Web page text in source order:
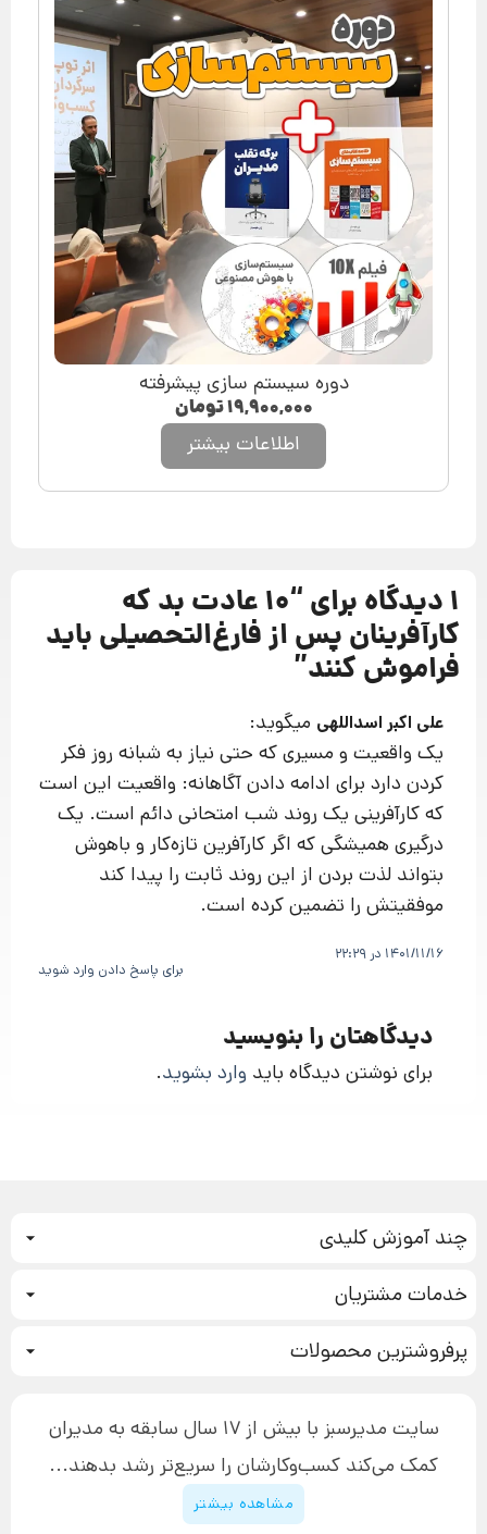
دوره سیستم سازی پیشرفته
۱۹,۹۰۰,۰۰۰تومان
اطلاعات بیشتر
1 دیدگاه برای “ 10 عادت بد که
کارآفرینان پس از فارغ‌التحصیلی باید
فراموش کنند”
علی اکبر اسداللهی میگوید:
یک واقعیت و مسیری که حتی نیاز به شبانه روز فکر
کردن دارد برای ادامه دادن آگاهانه: واقعیت این است
که کارآفرینی یک روند شب امتحانی دائم است. یک
درگیری همیشگی که اگر کارآفرین تازه‌کار و باهوش
بتواند لذت بردن از این روند ثابت را پیدا کند
موفقیتش را تضمین کرده است.
1401/11/16 در 22:29
برای پاسخ دادن وارد شوید
دیدگاهتان را بنویسید
برای نوشتن دیدگاه باید وارد بشوید.
چند آموزش کلیدی
بازاریابی عصبی
تبلیغ نویسی
افزایش عملکرد
چگونه کتاب بنویسیم
دوره اینستاگرام
خدمات مشتریان
آموزش دسترسی به دانلود فایل‌ها
پیگیری سفارش
پشتیبانی
قوانین و مقررات سایت
پرفروشترین محصولاتدوره جدید سیستم سازی
سایت مدیرسبز با بیش از 17 سال سابقه به مدیران
کمک می‌کند کسب‌و‌کارشان را سریع‌تر رشد بدهند...
مشاهده بیشتر